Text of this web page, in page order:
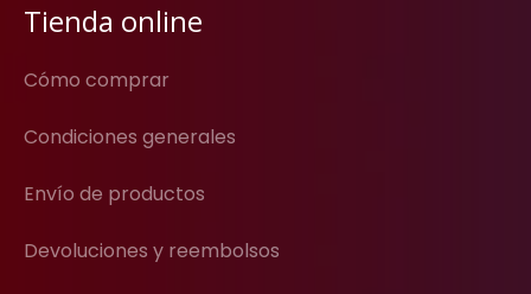
Tienda online
Cómo comprar
Condiciones generales
Envío de productos
Devoluciones y reembolsos